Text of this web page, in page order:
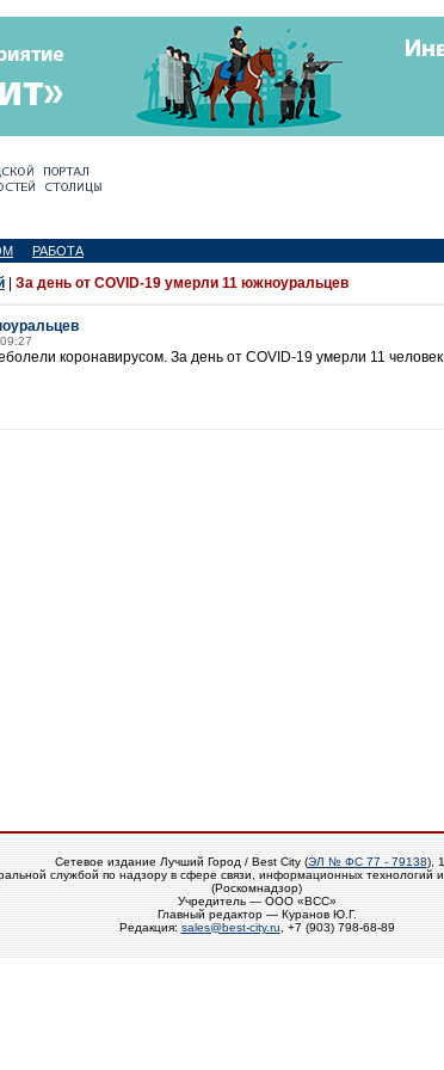
РАБОТА
За день от COVID-19 умерли 11 южноуральцев
коронавирусом. За день от COVID-19 умерли 11
Сетевое издание Лучший Город / Best City (ЭЛ № ФС 77 - 79138),
службой по надзору в сфере связи, информационных технологий
(Роскомнадзор)
Учредитель — ООО «ВСС»
Главный редактор — Куранов Ю.Г.
Редакция: sales@best-city.ru , +7 (903) 798-68-89